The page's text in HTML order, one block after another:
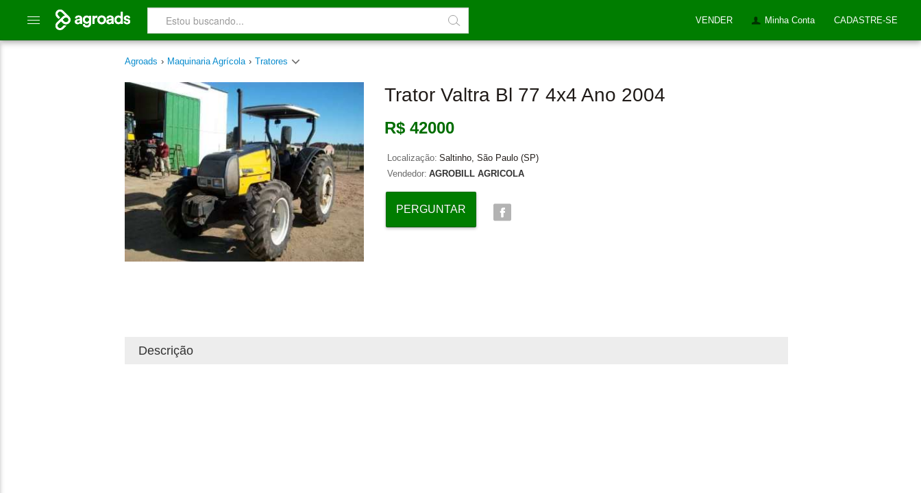
VENDER Minha Conta CADASTRE-SE
Agroads › Maquinaria Agrícola › Tratores
Trator Valtra Bl 77 4x4 Ano 2004
R$ 42000
Localização: Saltinho, São Paulo (SP)
Vendedor: AGROBILL AGRICOLA
PERGUNTAR
Descrição